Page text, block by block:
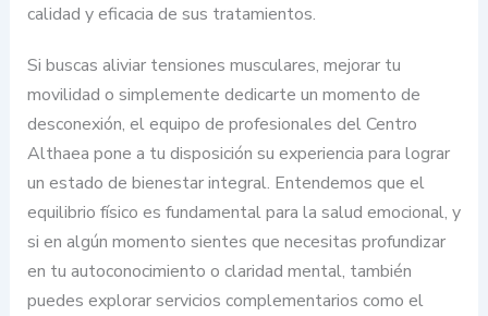
calidad y eficacia de sus tratamientos.
Si buscas aliviar tensiones musculares, mejorar tu
movilidad o simplemente dedicarte un momento de
desconexión, el equipo de profesionales del Centro
Althaea pone a tu disposición su experiencia para lograr
un estado de bienestar integral. Entendemos que el
equilibrio físico es fundamental para la salud emocional, y
si en algún momento sientes que necesitas profundizar
en tu autoconocimiento o claridad mental, también
puedes explorar servicios complementarios como el